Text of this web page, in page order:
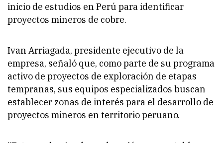
inicio de estudios en Perú para identificar
proyectos mineros de cobre.
Ivan Arriagada, presidente ejecutivo de la
empresa, señaló que, como parte de su programa
activo de proyectos de exploración de etapas
tempranas, sus equipos especializados buscan
establecer zonas de interés para el desarrollo de
proyectos mineros en territorio peruano.